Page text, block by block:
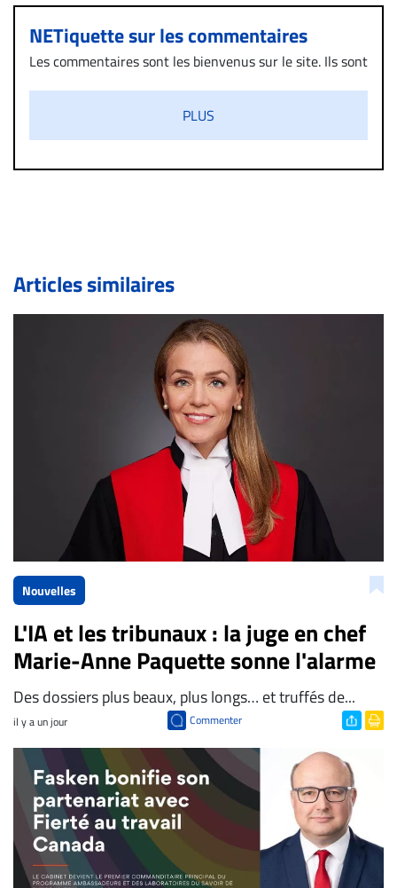
NETiquette sur les commentaires
Les commentaires sont les bienvenus sur le site. Ils sont
diffamatoire. Si malgré cette politique de modération,
un commentaire publié sur le site vous dérange, prenez
immédiatement contact par courriel (info@droit-
de validation, un droit de réponse.
Bien à vous,
La Rédaction de Droit-inc.com
PLUS
Articles similaires
Nouvelles
L'IA et les tribunaux : la juge en chef
Marie-Anne Paquette sonne l'alarme
Des dossiers plus beaux, plus longs… et truffés de...
il y a un jour Commenter